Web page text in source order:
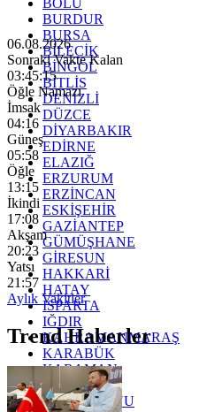
BOLU
BURDUR
BURSA
BİLECİK
BİNGÖL
BİTLİS
DENİZLİ
DÜZCE
DİYARBAKIR
EDİRNE
ELAZIĞ
ERZURUM
ERZİNCAN
ESKİŞEHİR
GAZİANTEP
GÜMÜŞHANE
GİRESUN
HAKKARİ
HATAY
ISPARTA
IĞDIR
KAHRAMANMARAŞ
KARABÜK
KARAMAN
KARS
KASTAMONU
06.08.2026
Sonraki Vakte Kalan
03:45:13
Öğle Namazı
İmsak
04:16
Güneş
05:58
Öğle
13:15
İkindi
17:08
Akşam
20:23
Yatsı
21:57
Aylık Vakitler
Trend Haberler